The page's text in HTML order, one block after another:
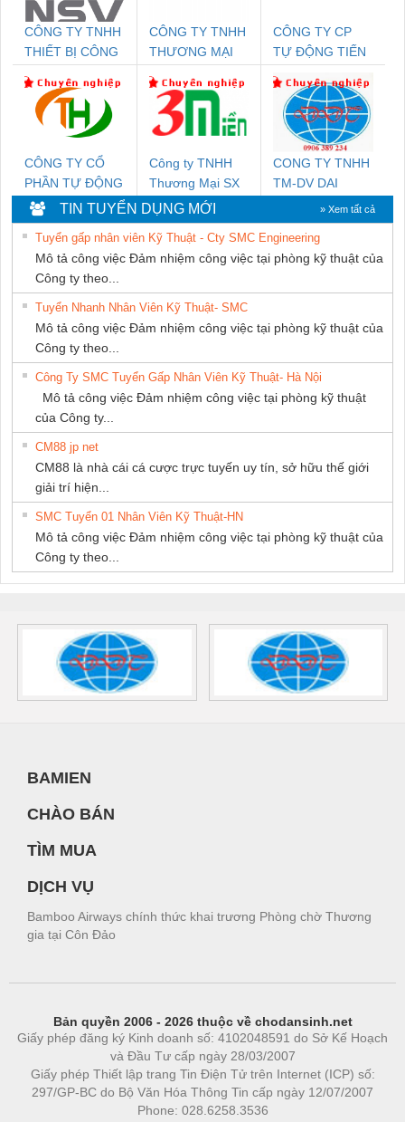
CÔNG TY TNHH
THIẾT BỊ CÔNG
SETSUBI VIỆT
NAM
CÔNG TY TNHH
THƯƠNG MẠI
THUẬT ĐIỆN CƠ
GIA HƯNG
PHÁT
CÔNG TY CP
TỰ ĐỘNG TIẾN
CÔNG TY CỔ
PHẦN TỰ ĐỘNG
TIẾN HƯNG
Công ty TNHH
Thương Mại SX
Ba Miền
CONG TY TNHH
TM-DV DAI
DONG THANH
TIN TUYỂN DỤNG MỚI » Xem tất cả
Tuyển gấp nhân viên Kỹ Thuật - Cty SMC Engineering
Mô tả công việc Đảm nhiệm công việc tại phòng kỹ thuật của
Công ty theo...
Tuyển Nhanh Nhân Viên Kỹ Thuật- SMC
Mô tả công việc Đảm nhiệm công việc tại phòng kỹ thuật của
Công ty theo...
Công Ty SMC Tuyển Gấp Nhân Viên Kỹ Thuật- Hà Nội
Mô tả công việc Đảm nhiệm công việc tại phòng kỹ thuật
của Công ty...
CM88 jp net
CM88 là nhà cái cá cược trực tuyến uy tín, sở hữu thế giới
giải trí hiện...
SMC Tuyển 01 Nhân Viên Kỹ Thuật-HN
Mô tả công việc Đảm nhiệm công việc tại phòng kỹ thuật của
Công ty theo...
BAMIEN
CHÀO BÁN
TÌM MUA
DỊCH VỤ
Bamboo Airways chính thức khai trương Phòng chờ Thương
gia tại Côn Đảo
Bản quyền 2006 - 2026 thuộc về chodansinh.net
Giấy phép đăng ký Kinh doanh số: 4102048591 do Sở Kế Hoạch
và Đầu Tư cấp ngày 28/03/2007
Giấy phép Thiết lập trang Tin Điện Tử trên Internet (ICP) số:
297/GP-BC do Bộ Văn Hóa Thông Tin cấp ngày 12/07/2007
Phone: 028.6258.3536